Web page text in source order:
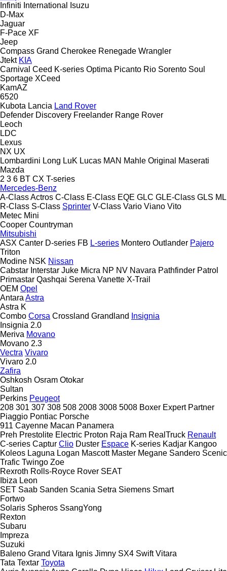
Infiniti International
Isuzu
D-Max
Jaguar
F-Pace XF
Jeep
Compass Grand Cherokee Renegade Wrangler
Jtekt KIA
Carnival Ceed K-series Optima Picanto Rio Sorento Soul
Sportage XCeed
KamAZ
6520
Kubota Lancia Land Rover
Defender Discovery Freelander Range Rover
Leoch
LDC
Lexus
NX UX
Lombardini Long LuK Lucas MAN Mahle Original
Maserati
Mazda
2 3 6 BT CX T-series
Mercedes-Benz
A-ClassActros C-Class E-Class EQE GLC GLE-Class GLS ML
R-Class S-Class Sprinter V-Class Vario Viano Vito
Metec Mini
Cooper Countryman
Mitsubishi
ASX Canter D-series FB L-series Montero Outlander Pajero
Triton
Modine NSK Nissan
Cabstar Interstar Juke Micra NP NV Navara Pathfinder Patrol
Primastar Qashqai Serena Vanette X-Trail
OEM Opel
Antara Astra
Astra K
Combo Corsa Crossland Grandland
Insignia
Insignia 2.0
Meriva Movano
Movano 2.3
Vectra Vivaro
Vivaro 2.0
Zafira
Oshkosh Osram Otokar
Sultan
Perkins Peugeot
208 301 307 308 508 2008 3008 5008 Boxer Expert Partner
Piaggio Pontiac Porsche
911 Cayenne Macan Panamera
Preh Prestolite Electric Proton Raja Ram RealTruck Renault
C-series Captur Clio Duster Espace K-series Kadjar Kangoo
Koleos Laguna Logan Mascott Master Megane Sandero Scenic
Trafic Twingo Zoe
Rexroth Rolls-Royce Rover SEAT
Ibiza Leon
SET Saab Sanden Scania Setra Siemens Smart
Fortwo
Solaris Spheros SsangYong
Rexton
Subaru
Impreza
Suzuki
Baleno Grand Vitara Ignis Jimny SX4 Swift Vitara
Tata Textar Toyota